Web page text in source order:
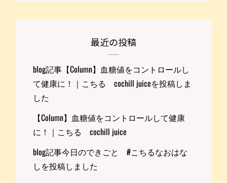
最近の投稿
blog記事【Column】血糖値をコントロールし
て健康に！｜こちる cochill juiceを投稿しま
した
【Column】血糖値をコントロールして健康
に！｜こちる cochill juice
blog記事今日のできごと #こちるなおはな
しを投稿しました